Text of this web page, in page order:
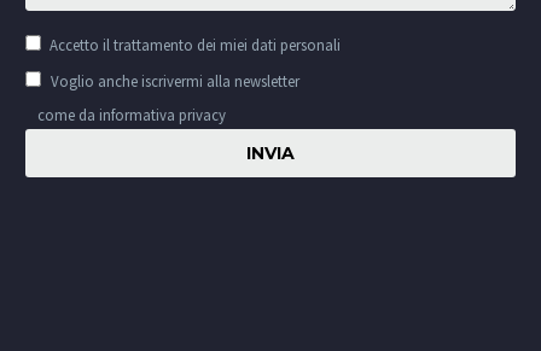
Accetto iltrattamento dei miei dati personali
Voglio anche iscrivermi alla newsletter
come da informativa privacy